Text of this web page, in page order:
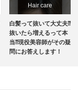
Hair care
白髪って抜いて大丈夫⁇
抜いたら増えるって本
当⁇現役美容師がその疑
問にお答えします！